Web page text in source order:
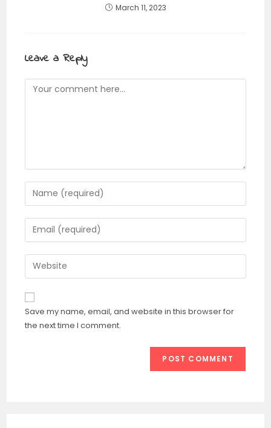
March 11, 2023
Leave a Reply
Comment
Enter
your
name
or
to
comment
Enter
your
email
address
comment
Enter
your
website
URL
(optional)
Save my name, email, and website in this browser for
the next time I comment.